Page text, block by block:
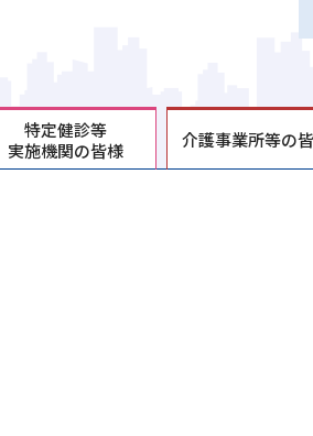
特定健診等
実施機関の皆様
介護事業所等の